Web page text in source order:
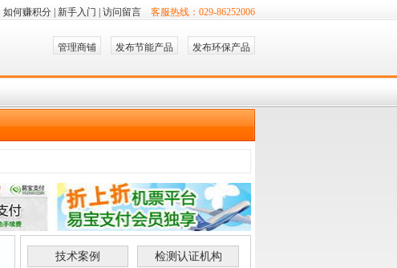
客服热线：029-86252006
如何赚积分 新手入门 访问留言
管理商铺 发布节能产品 发布环保产品
技术案例 检测认证机构